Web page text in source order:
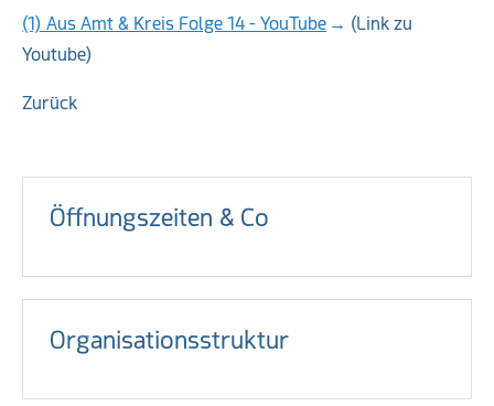
(1) Aus Amt & Kreis Folge 14 - YouTube
(Link zu
Youtube)
Zurück
Öffnungszeiten & Co
Organisationsstruktur